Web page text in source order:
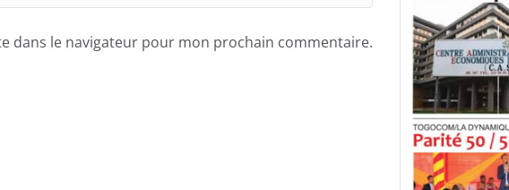
dans le navigateur pour mon prochain commentaire.